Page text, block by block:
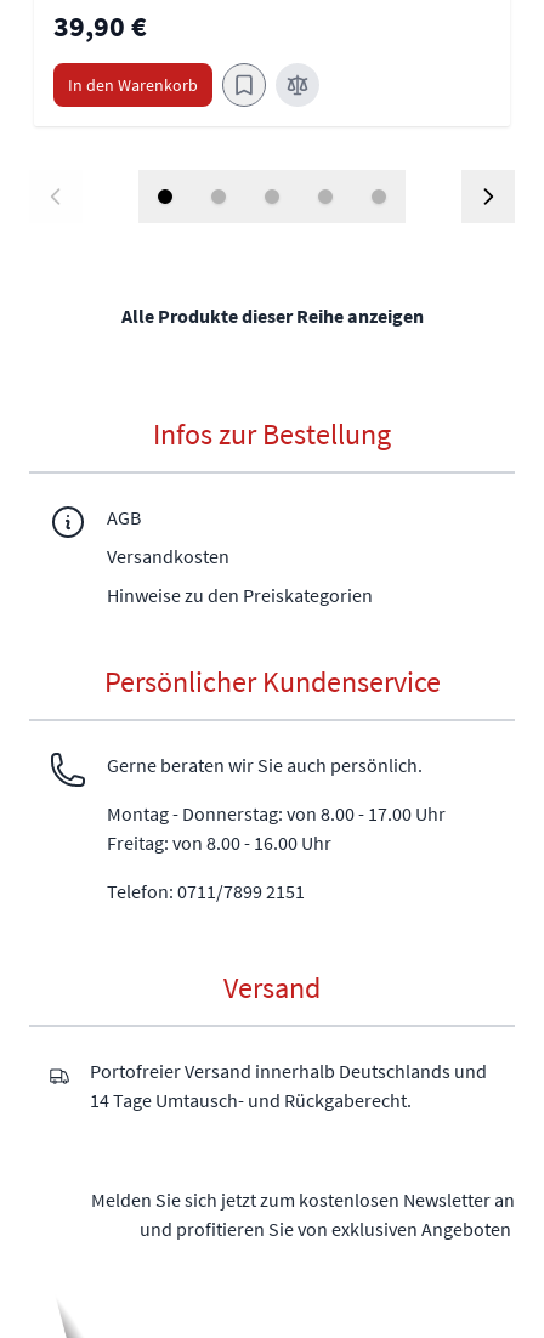
39,90 €
In den Warenkorb
Alle Produkte dieser Reihe anzeigen
Infos zur Bestellung
AGB
Versandkosten
Hinweise zu den Preiskategorien
Persönlicher Kundenservice
Gerne beraten wir Sie auch persönlich.
Montag - Donnerstag: von 8.00 - 17.00 Uhr
Freitag: von 8.00 - 16.00 Uhr
Telefon: 0711/7899 2151
Versand
Portofreier Versand innerhalb Deutschlands und
14 Tage Umtausch- und Rückgaberecht.
Melden Sie sich jetzt zum kostenlosen Newsletter an
und profitieren Sie von exklusiven Angeboten